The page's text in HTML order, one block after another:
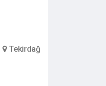
Tekirdağ